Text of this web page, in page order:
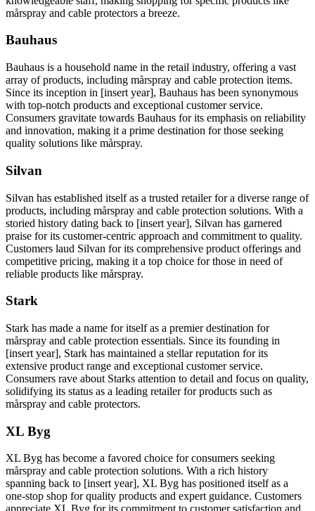
mårspray and cable protectors a breeze.
Bauhaus
Bauhaus is a household name in the retail industry, offering a vast
array of products, including mårspray and cable protection items.
Since its inception in [insert year], Bauhaus has been synonymous
with top-notch products and exceptional customer service.
Consumers gravitate towards Bauhaus for its emphasis on reliability
and innovation, making it a prime destination for those seeking
quality solutions like mårspray.
Silvan
Silvan has established itself as a trusted retailer for a diverse range of
products, including mårspray and cable protection solutions. With a
storied history dating back to [insert year], Silvan has garnered
praise for its customer-centric approach and commitment to quality.
Customers laud Silvan for its comprehensive product offerings and
competitive pricing, making it a top choice for those in need of
reliable products like mårspray.
Stark
Stark has made a name for itself as a premier destination for
mårspray and cable protection essentials. Since its founding in
[insert year], Stark has maintained a stellar reputation for its
extensive product range and exceptional customer service.
Consumers rave about Starks attention to detail and focus on quality,
solidifying its status as a leading retailer for products such as
mårspray and cable protectors.
XL Byg
XL Byg has become a favored choice for consumers seeking
mårspray and cable protection solutions. With a rich history
spanning back to [insert year], XL Byg has positioned itself as a
one-stop shop for quality products and expert guidance. Customers